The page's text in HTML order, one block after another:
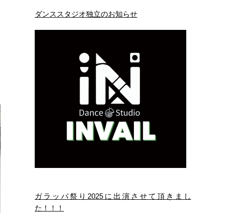
ダンススタジオ独立のお知らせ
ガラッパ祭り2025に出演させて頂きまし
た！！！